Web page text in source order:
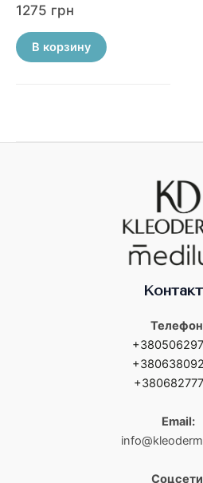
Оценка
0
5
1275 грн
В корзину
Email: